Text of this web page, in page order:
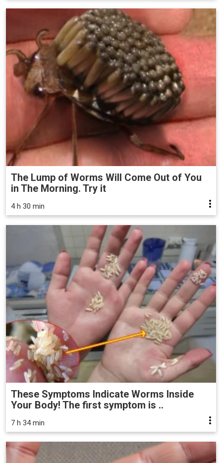
The Lump of Worms Will Come Out of You
in The Morning. Try it
4 h 30 min
These Symptoms Indicate Worms Inside
Your Body! The first symptom is ..
7 h 34 min